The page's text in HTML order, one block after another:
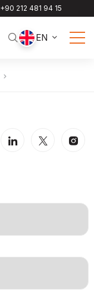
+90 212 481 94 15
EN